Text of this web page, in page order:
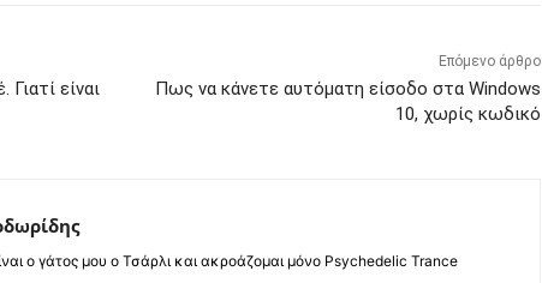
είναι
Επόμενο άρθρο
Πως να κάνετε αυτόματη είσοδο στα Windows
10, χωρίς κωδικό
ο γάτος μου ο Τσάρλι και ακροάζομαι μόνο Psychedelic Trance